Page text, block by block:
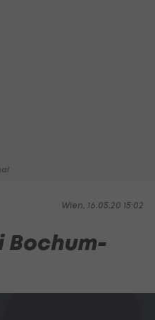
Wien, 16.05.20 15:02
Bochum-